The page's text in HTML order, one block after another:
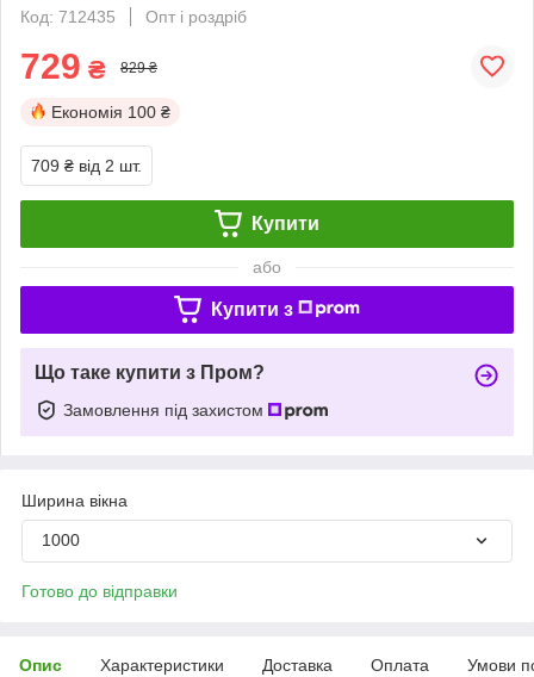
Код: 712435
Опт і роздріб
729 ₴ 829 ₴
Економія 100 ₴
709 ₴ від 2 шт.
Купити
або
Купити з
Що таке купити з Пром?
Замовлення під захистом
Ширина вікна
1000
Готово до відправки
Опис Характеристики Доставка Оплата Умови